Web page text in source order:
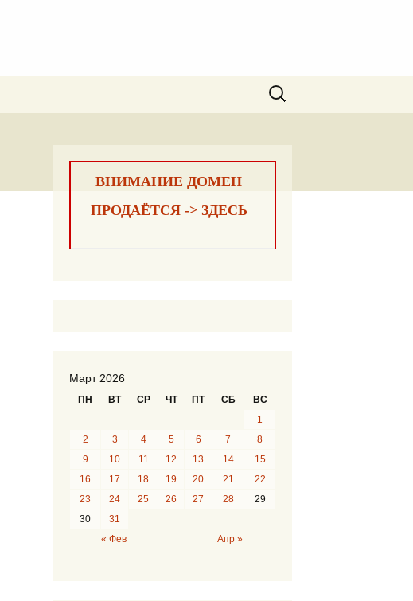
Найти:
ВНИМАНИЕ ДОМЕН
ПРОДАЁТСЯ -> ЗДЕСЬ
Март 2026
ПН ВТ СР ЧТ ПТ СБ ВС
« Фев Апр »
1
2
3 4 5 6 7
8
9
10 11 12 13 14
15
16
17 18 19 20 21
22
23
24 25 26 27 28
29
30
31